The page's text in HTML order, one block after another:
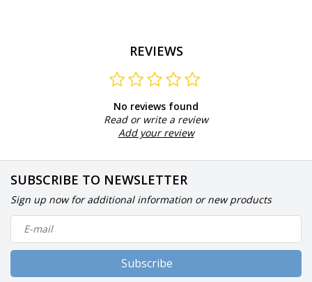
REVIEWS
No reviews found
Read or write a review
Add your review
SUBSCRIBE TO NEWSLETTER
Sign up now for additional information or new products
Subscribe